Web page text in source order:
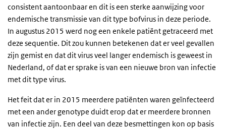
consistent aantoonbaar en dit is een sterke aanwijzing voor
endemische transmissie van dit type bofvirus in deze periode.
In augustus 2015 werd nog een enkele patiënt getraceerd met
deze sequentie. Dit zou kunnen betekenen dat er veel gevallen
zijn gemist en dat dit virus veel langer endemisch is geweest in
Nederland, of dat er sprake is van een nieuwe bron van infectie
met dit type virus.
Het feit dat er in 2015 meerdere patiënten waren geïnfecteerd
met een ander genotype duidt erop dat er meerdere bronnen
van infectie zijn. Een deel van deze besmettingen kon op basis